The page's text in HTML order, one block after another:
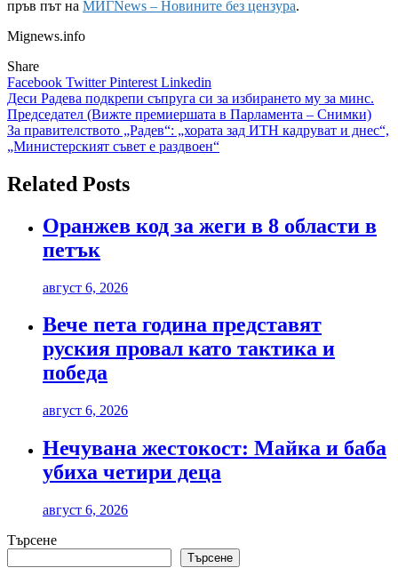
пръв път на МИГNews – Новините без цензура.
Mignews.info
Share
Facebook TwitterPinterest Linkedin
Навигация
Деси Радева подкрепи съпруга си за избирането му за минс.
Председател (Вижте премиершата в Парламента – Снимки)
За правителството „Радев“: „хората зад ИТН кадруват и днес“,
„Министерският съвет е раздвоен“
Related Posts
Оранжев код за жеги в 8 области в
петък
август 6, 2026
Вече пета година представят
руския провал като тактика и
победа
август 6, 2026
Нечувана жестокост: Майка и баба
убиха четири деца
август 6, 2026
Търсене
Търсене